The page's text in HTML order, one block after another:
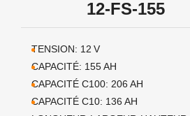
12-FS-155
TENSION: 12 V
CAPACITÉ: 155AH
CAPACITÉ C100: 206 AH
CAPACITÉ C10: 136 AH